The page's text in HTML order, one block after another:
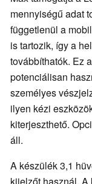
mennyiségű adat
függetlenül a
is tartozik, így a
továbbíthatók. Ez
potenciálisan
személyes
ilyen kézi
kiterjeszthető.
áll.
A készülék 3,1